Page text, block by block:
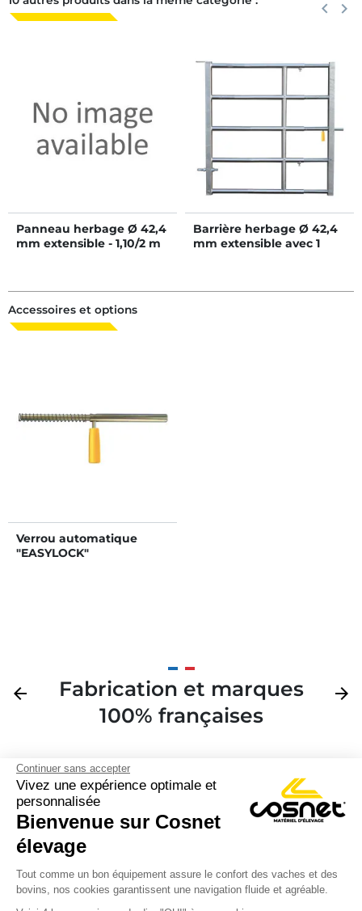
Continuer sans accepter
Vivez une expérience optimale et
personnalisée
Bienvenue sur Cosnet
élevage
Tout comme un bon équipement assure le confort des vaches et des
bovins, nos cookies garantissent une navigation fluide et agréable.
keyboard_arrow_left keyboard_arrow_right
Panneau herbage Ø 42,4
mm extensible - 1,10/2 m
Barrière herbage Ø 42,4
mm extensible avec 1
Accessoires et options
Verrou automatique
"EASYLOCK"
Précédent
arrow_back
Fabrication et marques
100% françaises
arrow_forward